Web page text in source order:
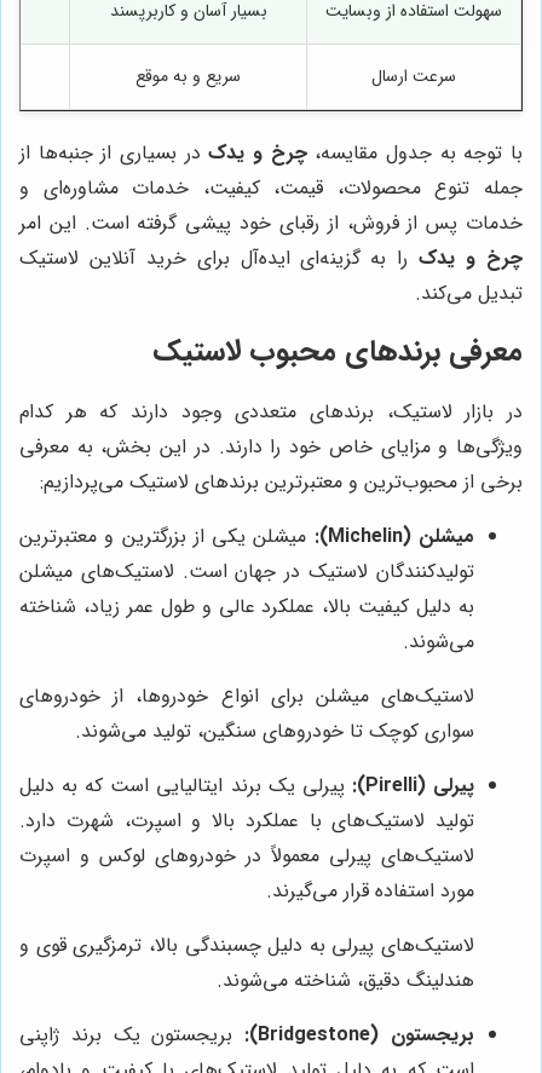
سهولت استفاده از وبسایت بسیار آسان و کاربرپسند
سرعت ارسال سریع و به موقع
با توجه به جدول مقایسه،چرخ و یدکدر بسیاری از جنبه‌ها از
جمله تنوع محصولات، قیمت، کیفیت، خدمات مشاوره‌ای و
خدمات پس از فروش، از رقبای خود پیشی گرفته است. این امر
چرخ و یدکرا به گزینه‌ای ایده‌آل برای خرید آنلاین لاستیک
تبدیل می‌کند.
معرفی برندهای محبوب لاستیک
در بازار لاستیک، برندهای متعددی وجود دارند که هر کدام
ویژگی‌ها و مزایای خاص خود را دارند. در این بخش، به معرفی
برخی از محبوب‌ترین و معتبرترین برندهای لاستیک می‌پردازیم:
میشلن (Michelin):
میشلن یکی از بزرگترین و معتبرترین
تولیدکنندگان لاستیک در جهان است. لاستیک‌های میشلن
به دلیل کیفیت بالا، عملکرد عالی و طول عمر زیاد، شناخته
می‌شوند.
لاستیک‌های میشلن برای انواع خودروها، از خودروهای
سواری کوچک تا خودروهای سنگین، تولید می‌شوند.
پیرلی (Pirelli):
پیرلی یک برند ایتالیایی است که به دلیل
تولید لاستیک‌های با عملکرد بالا و اسپرت، شهرت دارد.
لاستیک‌های پیرلی معمولاً در خودروهای لوکس و اسپرت
مورد استفاده قرار می‌گیرند.
لاستیک‌های پیرلی به دلیل چسبندگی بالا، ترمزگیری قوی و
هندلینگ دقیق، شناخته می‌شوند.
بریجستون (Bridgestone):
بریجستون یک برند ژاپنی